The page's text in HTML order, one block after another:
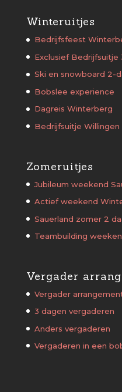
Winteruitjes
Bedrijfsfeest
Exclusief Bedrijfsuitje
Ski en snowboard 2-
Bobslee experience
Dagreis Winterberg
Bedrijfsuitje Willingen
Zomeruitjes
Jubileum weekend
Actief weekend
Sauerland zomer 2
Teambuilding
Vergader
Vergader
3 dagen vergaderen
Anders vergaderen
Vergaderen in een